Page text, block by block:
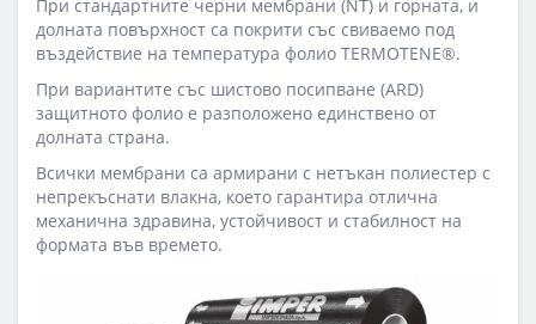
При стандартните черни мембрани (NT) и горната, и
долната повърхност са покрити със свиваемо под
въздействие на температура фолио TERMOTENE®.
При вариантите със шистово посипване (ARD)
защитното фолио е разположено единствено от
долната страна.
Всички мембрани са армирани с нетъкан полиестер с
непрекъснати влакна, което гарантира отлична
механична здравина, устойчивост и стабилност на
формата във времето.